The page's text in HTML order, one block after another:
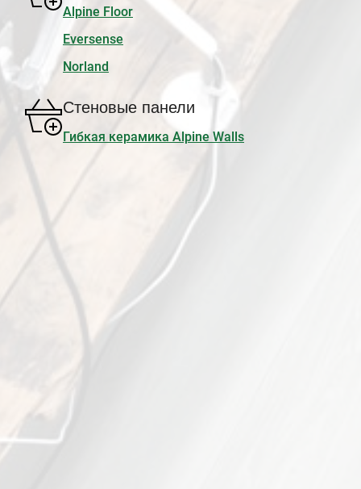
Alpine Floor
Eversense
Norland
Стеновые панели
Гибкая керамика Alpine Walls